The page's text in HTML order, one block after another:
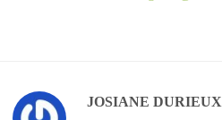
JOSIANE DURIEUX